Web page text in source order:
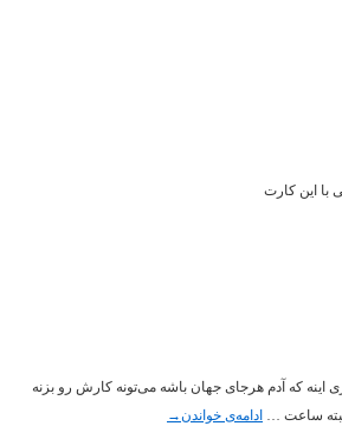
با این کارت
اینه که آدم هرجای جهان باشه می‌تونه کارش رو بزنه
ساعت … ادامه‌ی خواندن→